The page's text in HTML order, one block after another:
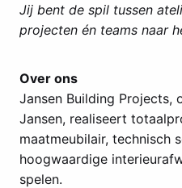
Jij bent de spil tussen
projecten én teams naar
Over ons
Jansen Building Projects,
Jansen, realiseert
maatmeubilair, technisch
hoogwaardige
spelen.